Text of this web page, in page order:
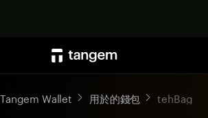
Tangem Wallet 用於的錢包 tehBag